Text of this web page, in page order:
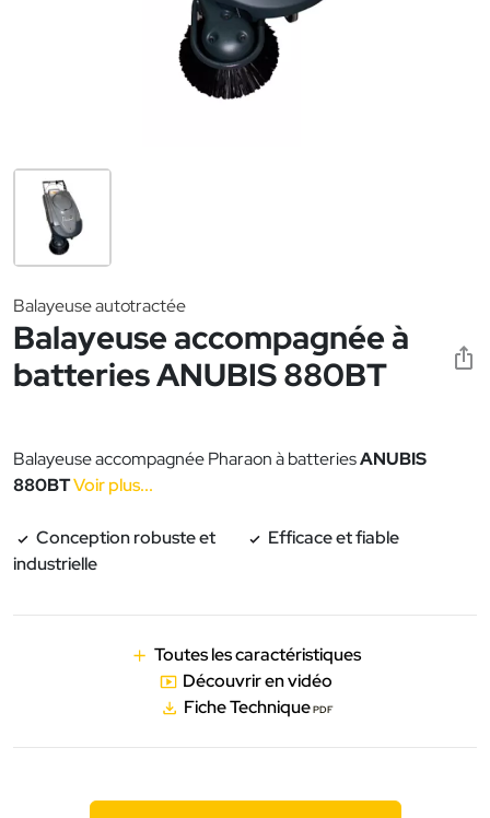
Balayeuse autotractée
Balayeuse accompagnée à
batteries ANUBIS 880BT
Balayeuse accompagnée Pharaon à batteriesANUBIS
880BTVoir plus...
Conception robuste et
industrielle
Efficace et fiable
Toutes les caractéristiques
Découvrir en vidéo
Fiche Technique PDF